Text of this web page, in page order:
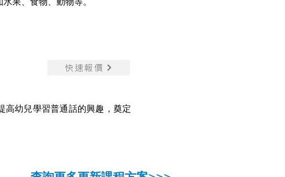
快速報價
高幼兒學習普通話的興趣，奠定